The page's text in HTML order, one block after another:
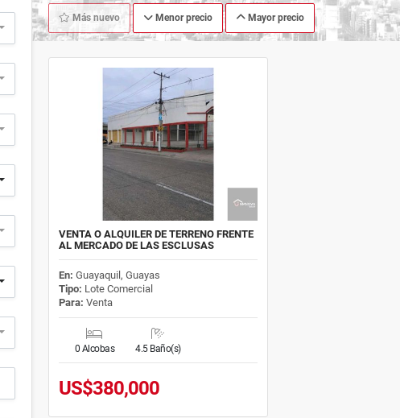
Más nuevo Menor precio Mayor precio
VENTA O ALQUILER DE TERRENO FRENTE
AL MERCADO DE LAS ESCLUSAS
En: Guayaquil, Guayas
Tipo: Lote Comercial
Para: Venta
0 Alcobas 4.5 Baño(s)
US$380,000